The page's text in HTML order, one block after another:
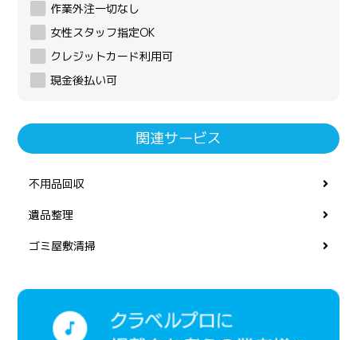
作業外注一切なし
女性スタッフ指定OK
クレジットカード利用可
現金後払い可
関連サービス
不用品回収
遺品整理
ゴミ屋敷清掃